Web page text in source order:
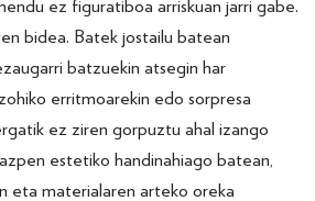
ez figuratiboa arriskuan jarri gabe.
bidea. Batek jostailu batean
batzuekin atsegin har
erritmoarekin edo sorpresa
ez ziren gorpuztu ahal izango
estetiko handinahiago batean,
eta materialaren arteko oreka